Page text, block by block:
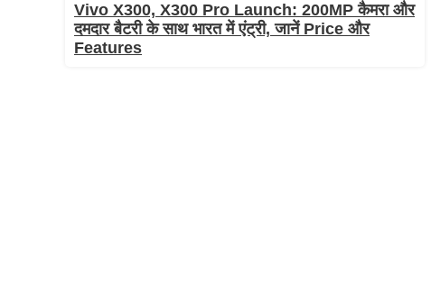
Vivo X300, X300 Pro Launch: 200MP कैमरा और
दमदार बैटरी के साथ भारत में एंट्री, जानें Price और
Features